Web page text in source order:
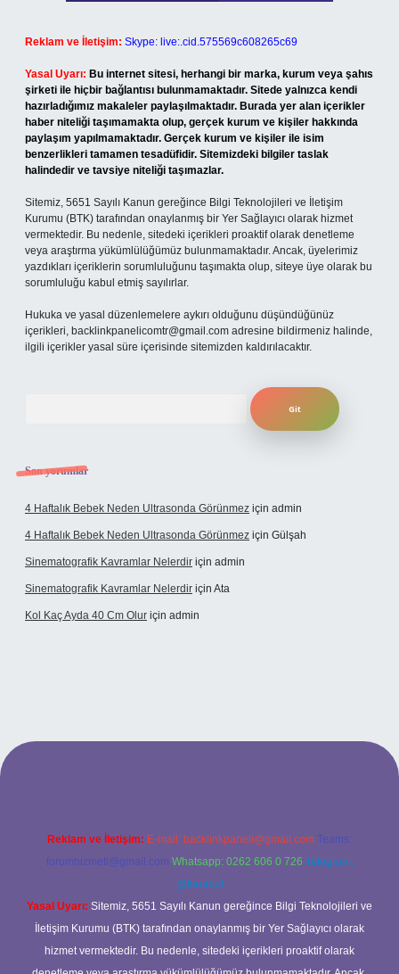
Reklam ve İletişim: Skype: live:.cid.575569c608265c69
Yasal Uyarı: Bu internet sitesi, herhangi bir marka, kurum veya şahıs
şirketi ile hiçbir bağlantısı bulunmamaktadır. Sitede yalnızca kendi
hazırladığımız makaleler paylaşılmaktadır. Burada yer alan içerikler
haber niteliği taşımamakta olup, gerçek kurum ve kişiler hakkında
paylaşım yapılmamaktadır. Gerçek kurum ve kişiler ile isim
benzerlikleri tamamen tesadüfidir. Sitemizdeki bilgiler taslak
halindedir ve tavsiye niteliği taşımazlar.
Sitemiz, 5651 Sayılı Kanun gereğince Bilgi Teknolojileri ve İletişim
Kurumu (BTK) tarafından onaylanmış bir Yer Sağlayıcı olarak hizmet
vermektedir. Bu nedenle, sitedeki içerikleri proaktif olarak denetleme
veya araştırma yükümlülüğümüz bulunmamaktadır. Ancak, üyelerimiz
yazdıkları içeriklerin sorumluluğunu taşımakta olup, siteye üye olarak bu
sorumluluğu kabul etmiş sayılırlar.
Hukuka ve yasal düzenlemelere aykırı olduğunu düşündüğünüz
içerikleri, backlinkpanelicomtr@gmail.com adresine bildirmeniz halinde,
ilgili içerikler yasal süre içerisinde sitemizden kaldırılacaktır.
Son yorumlar
4 Haftalık Bebek Neden Ultrasonda Görünmez için admin
4 Haftalık Bebek Neden Ultrasonda Görünmez için Gülşah
Sinematografik Kavramlar Nelerdir için admin
Sinematografik Kavramlar Nelerdir için Ata
Kol Kaç Ayda 40 Cm Olur için admin
Reklam ve İletişim: E-mail: backlinkpaneli@gmail.com Teams:
forumhizmeti@gmail.com Whatsapp: 0262 606 0 726 Telegram:
@karabul
Yasal Uyarı: Sitemiz, 5651 Sayılı Kanun gereğince Bilgi Teknolojileri ve
İletişim Kurumu (BTK) tarafından onaylanmış bir Yer Sağlayıcı olarak
hizmet vermektedir. Bu nedenle, sitedeki içerikleri proaktif olarak